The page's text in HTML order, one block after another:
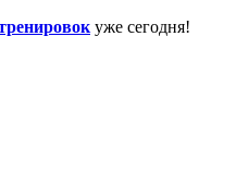
уже сегодня!